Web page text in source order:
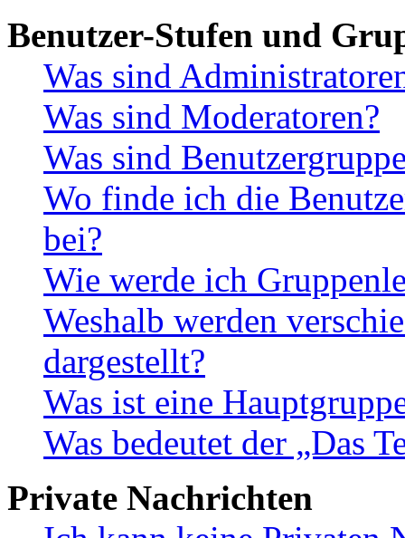
Benutzer-Stufen und
Was sind
Was sind Moderatoren?
Was sind
Wo finde ich die
bei?
Wie werde ich
Weshalb werden
dargestellt?
Was ist eine
Was bedeutet der „Das
Private Nachrichten